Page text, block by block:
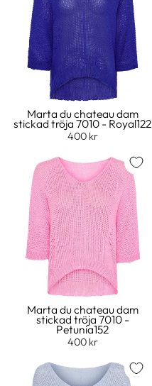
Marta du chateau dam
stickad tröja 7010 - Royal122
400 kr
Marta du chateau dam
stickad tröja 7010 -
Petunia152
400 kr